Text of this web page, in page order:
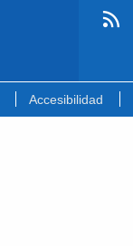
Accesibilidad